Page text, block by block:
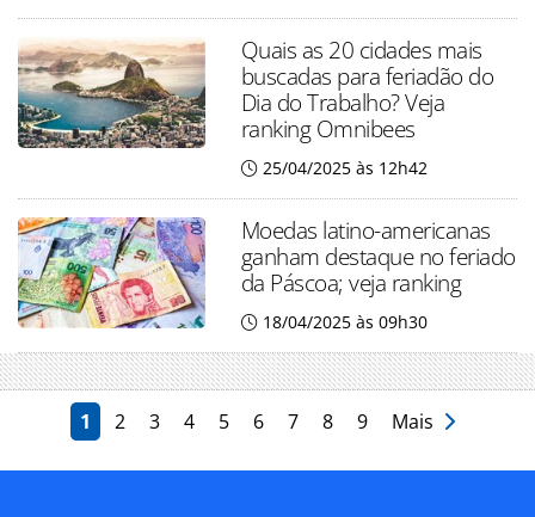
Quais as 20 cidades mais
buscadas para feriadão do
Dia do Trabalho? Veja
ranking Omnibees
25/04/2025 às 12h42
Moedas latino-americanas
ganham destaque no feriado
da Páscoa; veja ranking
18/04/2025 às 09h30
1 2 3 4 5 6 7 8 9 Mais